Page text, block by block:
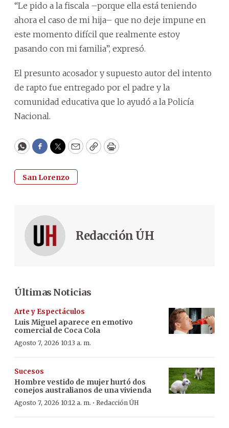
“Le pido a la fiscala –porque ella está teniendo
ahora el caso de mi hija– que no deje impune en
este momento difícil que realmente estoy
pasando con mi familia”, expresó.
El presunto acosador y supuesto autor del intento
de rapto fue entregado por el padre y la
comunidad educativa que lo ayudó a la Policía
Nacional.
WhatsApp
Facebook
Twitter
EmailCopyPrint
San Lorenzo
Redacción ÚH
Últimas Noticias
Arte y Espectáculos
Luis Miguel aparece en emotivo
comercial de Coca Cola
Agosto 7, 2026 10:13 a. m.
Sucesos
Hombre vestido de mujer hurtó dos
conejos australianos de una vivienda
Agosto 7, 2026 10:12 a. m. · Redacción ÚH